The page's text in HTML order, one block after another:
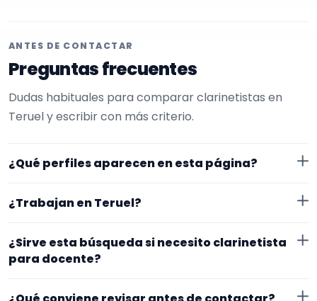
ANTES DE CONTACTAR
Preguntas frecuentes
Dudas habituales para comparar clarinetistas en
Teruel y escribir con más criterio.
¿Qué perfiles aparecen en esta página?
EncuentraMúsico. La selección está filtrada por
experiencia o disponibilidad para docente. Además, la
página se centra en perfiles que trabajan en Teruel.
¿Trabajan en Teruel?
en Teruel. Aun así, conviene confirmar lugar exacto,
cerrar nada.
¿Sirve esta búsqueda si necesito clarinetista
para docente?